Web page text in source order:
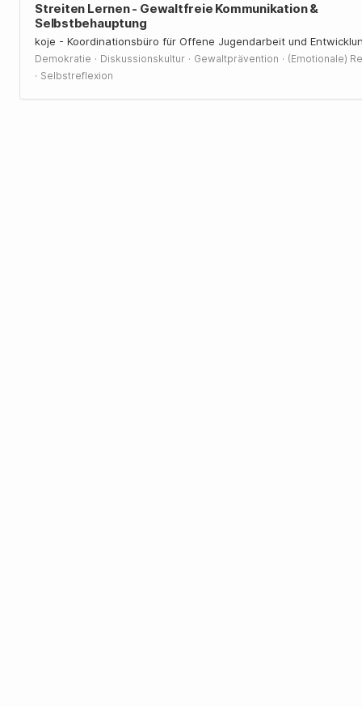
Streiten Lernen - Gewaltfreie Kommunikation &
Selbstbehauptung
koje - Koordinationsbüro für Offene Jugendarbeit und
Demokratie · Diskussionskultur · Gewaltprävention · (Emotionale)
· Selbstreflexion